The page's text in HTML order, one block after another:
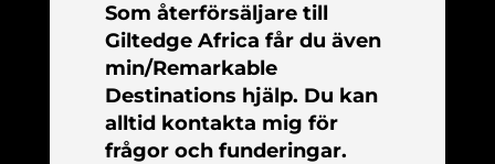
Som återförsäljare till
Giltedge Africa får du även
min/Remarkable
Destinations hjälp. Du kan
alltid kontakta mig för
frågor och funderingar.